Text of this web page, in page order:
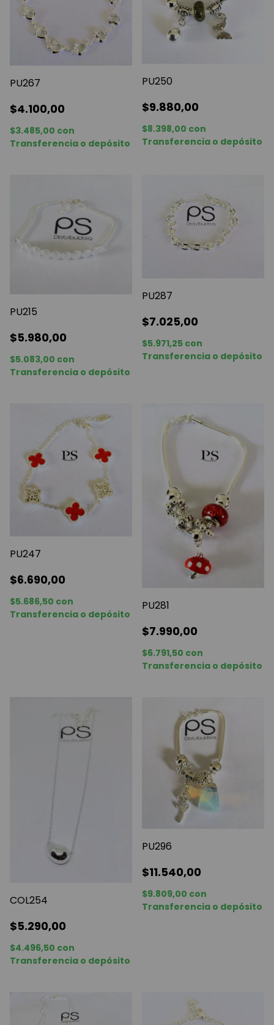
PU267
$4.100,00
$3.485,00 con
Transferencia o depósito
PU250
$9.880,00
$8.398,00 con
Transferencia o depósito
PU215
$5.980,00
$5.083,00 con
Transferencia o depósito
PU287
$7.025,00
$5.971,25 con
Transferencia o depósito
PU247
$6.690,00
$5.686,50 con
Transferencia o depósito
PU281
$7.990,00
$6.791,50 con
Transferencia o depósito
COL254
$5.290,00
$4.496,50 con
Transferencia o depósito
PU296
$11.540,00
$9.809,00 con
Transferencia o depósito